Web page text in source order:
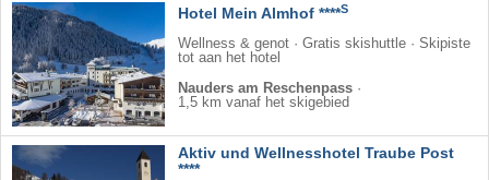
Hotel Mein Almhof ****S
Wellness & genot · Gratis skishuttle · Skipiste
tot aan het hotel
Nauders am Reschenpass ·
1,5 km vanaf het skigebied
Aktiv und Wellnesshotel Traube Post
****